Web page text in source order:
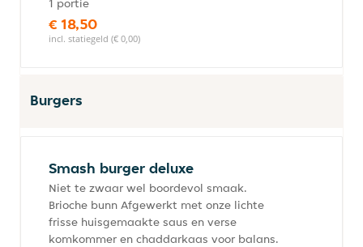
1 portie
€ 18,50
incl. statiegeld (€ 0,00)
Burgers
Smash burger deluxe
Niet te zwaar wel boordevol smaak.
Brioche bunn Afgewerkt met onze lichte
frisse huisgemaakte saus en verse
komkommer en chaddarkaas voor balans.